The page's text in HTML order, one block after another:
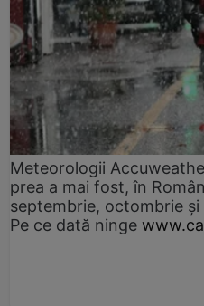
Meteorologii
prea a mai fost, în
septembrie, octombrie
Pe ce dată ninge